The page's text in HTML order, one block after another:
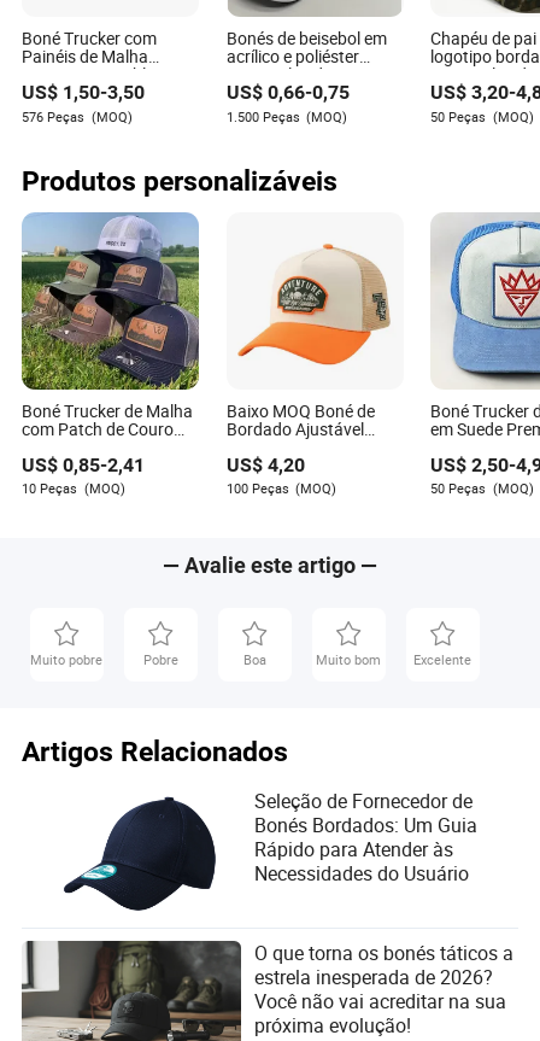
fornecedor garante que eles possam atender à sua
demanda sem comprometer a qualidade ou os prazos de
entrega, especialmente durante períodos de alta
demanda.
Daniel Walker
Autor
Daniel Walker é um escritor experiente com ampla
experiência na indústria de acessórios de moda. Ele se
especializa em analisar e fornecer insights sobre as
flutuações de preços de matérias-primas dentro do
setor. Quando não está criando conteúdo que conecta
empresas e seu público, Daniel gosta de explorar as
últimas tendências do mundo da moda.
Boné Trucker com
Painéis de Malha
Esportiva e Emblema
de Metal 5
US$ 1,50-3,50
576 Peças (MOQ)
Bonés de beisebol em
acrílico e poliéster
personalizados com
viseira sanduíche e
fivela de metal
US$ 0,66-0,75
1.500 Peças (MOQ)
Chapéu de
logotipo
boné de
painel
ajustável
US$3,20-
50 Peças (MOQ)
Produtos personalizáveis
Boné Trucker de Malha
com Patch de Couro
Richardson 112 Boné
Snapback em Branco
Boné de Beisebol
US$0,85-2,41
10 Peças (MOQ)
Baixo MOQ Boné de
Bordado Ajustável
para Beleza
US$ 4,20
100 Peças (MOQ)
Boné Trucker
em Suede
Bonés de
Vintage
US$2,50-
50 Peças (MOQ)
— Avalie este artigo —
Muito pobre Pobre Boa Muito bom Excelente
Artigos Relacionados
Seleção de Fornecedor de
Bonés Bordados: Um Guia
Rápido para Atender às
Necessidades do Usuário
O que torna os bonés táticos a
estrela inesperada de 2026?
Você não vai acreditar na sua
próxima evolução!